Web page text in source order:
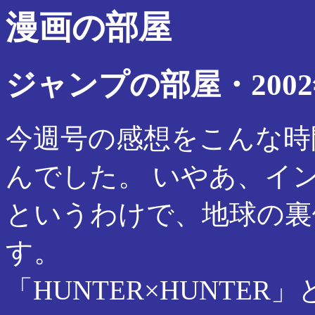
漫画の部屋
ジャンプの部屋・
今週号の感想をこんな
んでした。 いやあ、イ
というわけで、地球の
す。
「HUNTER×HUNTER